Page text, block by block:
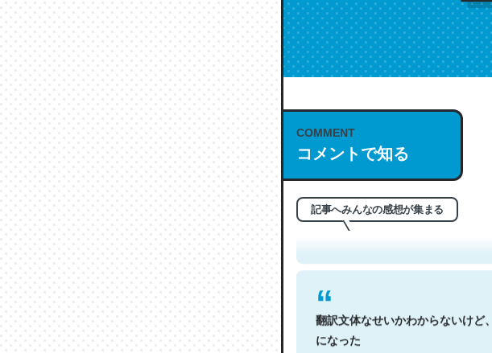
COMMENT
コメントで知る
記事へみんなの感想が集まる
これは名文。彼はとてもクレバー
もお勧め。自分はこの流れ好き
─今のこの状況が信じられるかい？ by ラ
翻訳文体なせいかわからないけど
になった
─今のこの状況が信じられるかい？ by ラ